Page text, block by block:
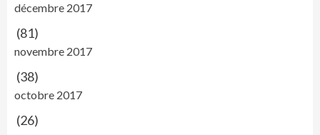
décembre 2017
(81)
novembre 2017
(38)
octobre 2017
(26)